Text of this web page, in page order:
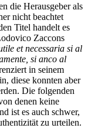
die Herausgeber als
nicht beachtet
Titel handelt es
Zaccons
et necessaria si al
si anco al
in seinem
diese konnten aber
Die folgenden
denen keine
ist es auch schwer,
zu urteilen.